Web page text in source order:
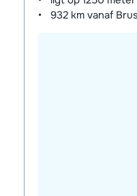
932 km vanaf